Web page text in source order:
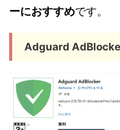
ーにおすすめです。
Adguard